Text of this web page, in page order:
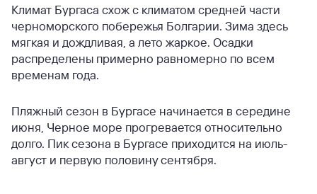
Климат Бургаса схож с климатом средней части
черноморского побережья Болгарии. Зима здесь
мягкая и дождливая, а лето жаркое. Осадки
распределены примерно равномерно по всем
временам года.
Пляжный сезон в Бургасе начинается в середине
июня, Черное море прогревается относительно
долго. Пик сезона в Бургасе приходится на июль-
август и первую половину сентября.